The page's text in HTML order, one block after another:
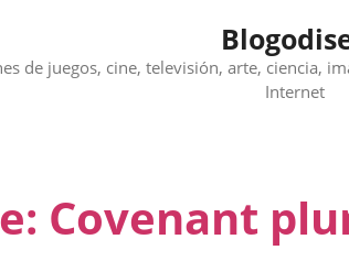
de juegos, cine, televisión, arte, ciencia,
Internet
Covenant